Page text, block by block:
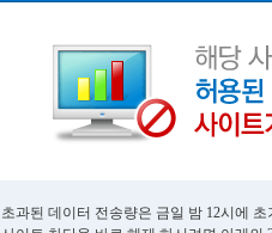
초과된 데이터 전송량은 금일 밤 12시에